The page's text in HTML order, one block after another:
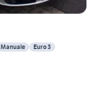
Manuale Euro 3